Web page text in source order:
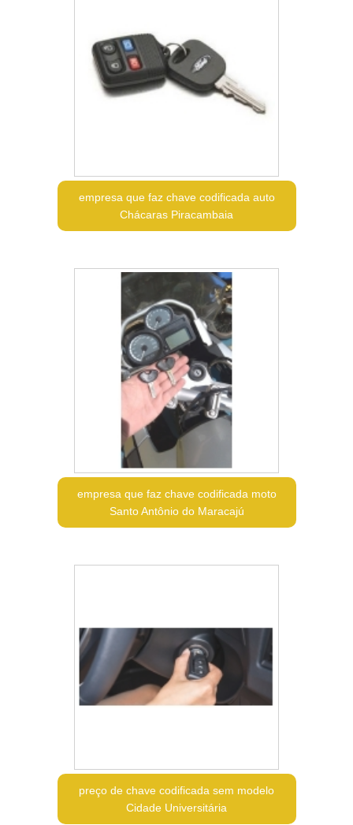
empresa que faz chave codificada auto
Chácaras Piracambaia
empresa que faz chave codificada moto
Santo Antônio do Maracajú
preço de chave codificada sem modelo
Cidade Universitária